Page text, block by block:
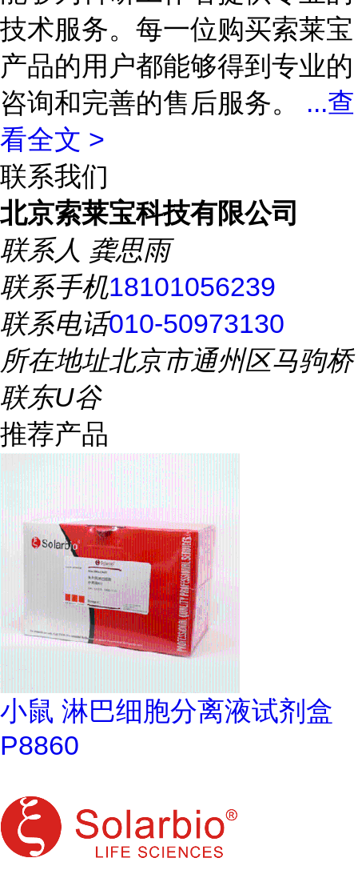
技术服务。每一位购买索莱宝
产品的用户都能够得到专业的
咨询和完善的售后服务。 ...查
看全文 >
联系我们
北京索莱宝科技有限公司
联系人 龚思雨
联系手机18101056239
联系电话010-50973130
所在地址北京市通州区马驹桥
联东U谷
推荐产品
小鼠 淋巴细胞分离液试剂盒
P8860